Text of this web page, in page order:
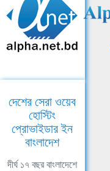
দেশের সেরা ওয়েব
হোস্টিং
প্রোভাইডার ইন
বাংলাদেশ
দীর্ঘ ১৭ বছর বাংলাদেশে